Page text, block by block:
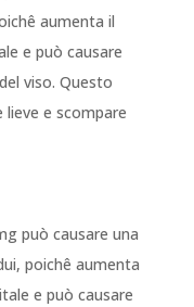
aumenta il
e può causare
viso. Questo
e scompare
può causare una
poichê aumenta
e può causare